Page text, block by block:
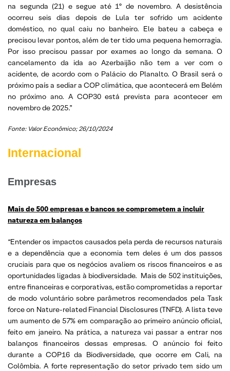
na segunda (21) e segue até 1º de novembro. A desistência
ocorreu seis dias depois de Lula ter sofrido um acidente
doméstico, no qual caiu no banheiro. Ele bateu a cabeça e
precisou levar pontos, além de ter tido uma pequena hemorragia.
Por isso precisou passar por exames ao longo da semana. O
cancelamento da ida ao Azerbaijão não tem a ver com o
acidente, de acordo com o Palácio do Planalto. O Brasil será o
próximo país a sediar a COP climática, que acontecerá em Belém
no próximo ano. A COP30 está prevista para acontecer em
novembro de 2025.”
Fonte: Valor Econômico; 26/10/2024
Internacional
Empresas
Mais de 500 empresas e bancos se comprometem a incluir
natureza em balanços
“Entender os impactos causados pela perda de recursos naturais
e a dependência que a economia tem deles é um dos passos
cruciais para que os negócios avaliem os riscos financeiros e as
oportunidades ligadas à biodiversidade. Mais de 502 instituições,
entre financeiras e corporativas, estão comprometidas a reportar
de modo voluntário sobre parâmetros recomendados pela Task
force on Nature-related Financial Disclosures (TNFD). A lista teve
um aumento de 57% em comparação ao primeiro anúncio oficial,
feito em janeiro. Na prática, a natureza vai passar a entrar nos
balanços financeiros dessas empresas. O anúncio foi feito
durante a COP16 da Biodiversidade, que ocorre em Cali, na
Colômbia. A forte representação do setor privado tem sido um